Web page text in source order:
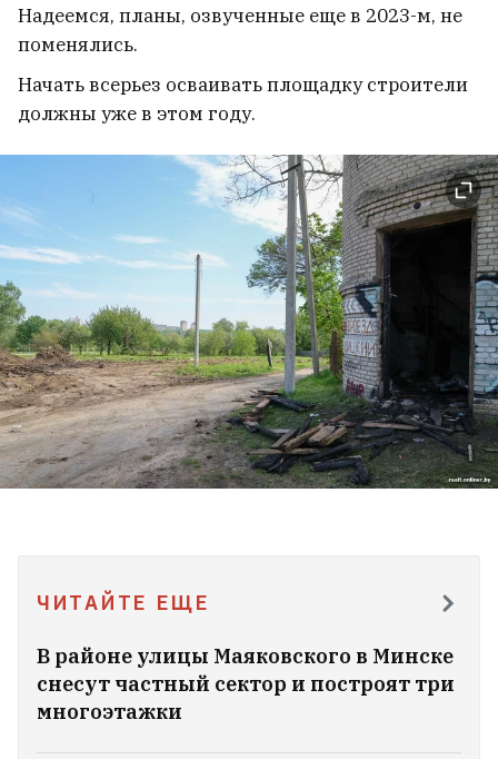
Надеемся, планы, озвученные еще в 2023-м, не
поменялись.
Начать всерьез осваивать площадку строители
должны уже в этом году.
ЧИТАЙТЕ ЕЩЕ
В районе улицы Маяковского в Минске
снесут частный сектор и построят три
многоэтажки